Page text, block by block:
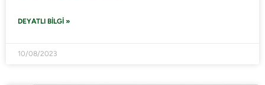
DEYATLI BILGI »
10/08/2023